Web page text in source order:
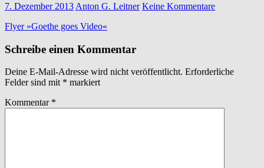
7. Dezember 2013 Anton G. Leitner Keine Kommentare
Flyer »Goethe goes Video«
Schreibe einen Kommentar
Deine E-Mail-Adresse wird nicht veröffentlicht. Erforderliche
Felder sind mit * markiert
Kommentar *